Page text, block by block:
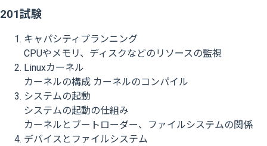
201試験
キャパシティプランニング
CPUやメモリ、ディスクなどのリソースの監視
Linuxカーネル
カーネルの構成 カーネルのコンパイル
システムの起動
システムの起動の仕組み
カーネルとブートローダー、ファイルシステムの関係
デバイスとファイルシステム